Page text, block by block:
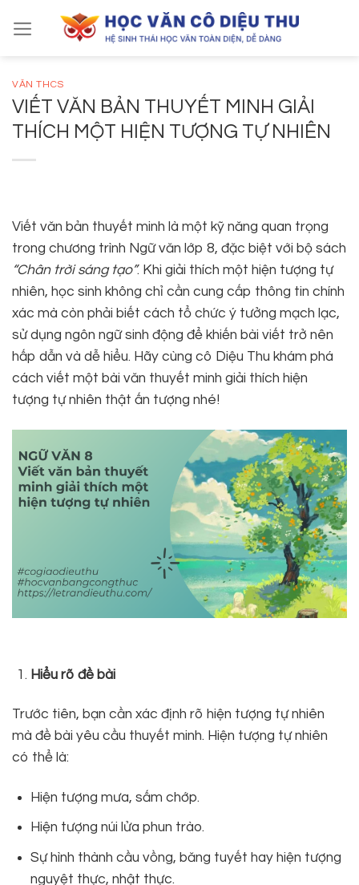
VĂN THCS
VIẾT VĂN BẢN THUYẾT MINH GIẢI
THÍCH MỘT HIỆN TƯỢNG TỰ NHIÊN
Viết văn bản thuyết minh là một kỹ năng quan trọng
trong chương trình Ngữ văn lớp 8, đặc biệt với bộ sách
“Chân trời sáng tạo”. Khi giải thích một hiện tượng tự
nhiên, học sinh không chỉ cần cung cấp thông tin chính
xác mà còn phải biết cách tổ chức ý tưởng mạch lạc,
sử dụng ngôn ngữ sinh động để khiến bài viết trở nên
hấp dẫn và dễ hiểu. Hãy cùng cô Diệu Thu khám phá
cách viết một bài văn thuyết minh giải thích hiện
tượng tự nhiên thật ấn tượng nhé!
Hiểu rõ đề bài
Trước tiên, bạn cần xác định rõ hiện tượng tự nhiên
mà đề bài yêu cầu thuyết minh. Hiện tượng tự nhiên
có thể là:
Hiện tượng mưa, sấm chớp.
Hiện tượng núi lửa phun trào.
Sự hình thành cầu vồng, băng tuyết hay hiện tượng
nguyệt thực, nhật thực.